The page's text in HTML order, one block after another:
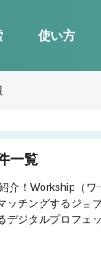
使い方
一覧
介！Workship（
チングするジョ
デジタルプロフ